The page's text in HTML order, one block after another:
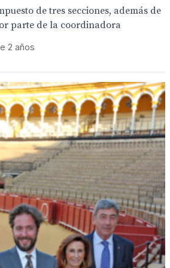
de tres secciones, además de
parte de la coordinadora
2 años